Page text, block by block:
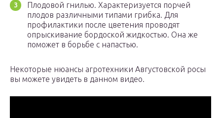
Плодовой гнилью. Характеризуется порчей
плодов различными типами грибка. Для
профилактики после цветения проводят
опрыскивание бордоской жидкостью. Она же
поможет в борьбе с напастью.
Некоторые нюансы агротехники Августовской росы
вы можете увидеть в данном видео.